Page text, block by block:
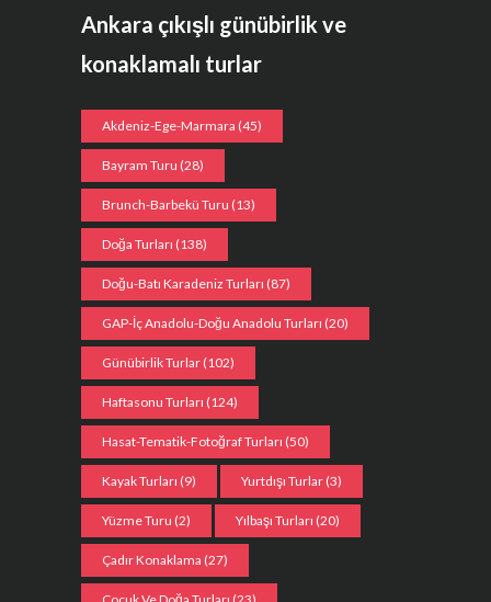
Ankara çıkışlı günübirlik ve
konaklamalı turlar
Akdeniz-Ege-Marmara (45)
Bayram Turu (28)
Brunch-Barbekü Turu (13)
Doğa Turları (138)
Doğu-Batı Karadeniz Turları (87)
GAP-İç Anadolu-Doğu Anadolu Turları (20)
Günübirlik Turlar (102)
Haftasonu Turları (124)
Hasat-Tematik-Fotoğraf Turları (50)
Kayak Turları (9) Yurtdışı Turlar (3)
Yüzme Turu (2) Yılbaşı Turları (20)
Çadır Konaklama (27)